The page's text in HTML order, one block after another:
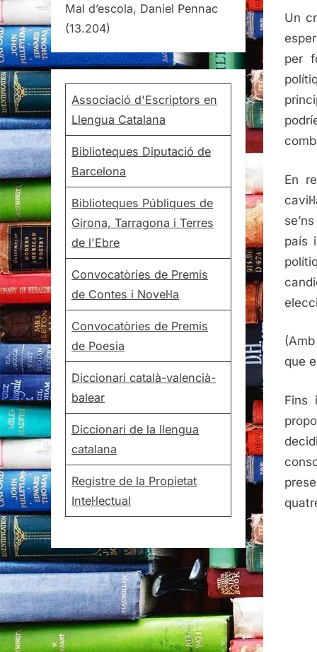
Un
per
En
país
que
Fins
Mal d’escola, Daniel Pennac
(13.204)
Associació d'Escriptors en
Llengua Catalana
Biblioteques Diputació de
Barcelona
Biblioteques Públiques de
Girona, Tarragona i Terres
de l'Ebre
Convocatòries de Premis
de Contes i Novel·la
Convocatòries de Premis
de Poesia
Diccionari català-valencià-
balear
Diccionari de la llengua
catalana
Registre de la Propietat
Intel·lectual